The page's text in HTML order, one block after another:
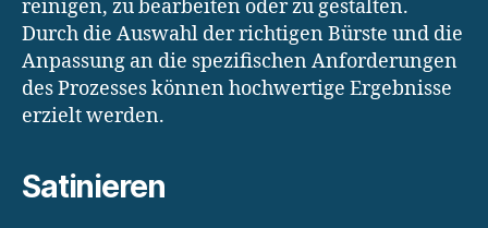
reinigen, zu bearbeiten oder zu gestalten.
Durch die Auswahl der richtigen Bürste und die
Anpassung an die spezifischen Anforderungen
des Prozesses können hochwertige Ergebnisse
erzielt werden.
Satinieren